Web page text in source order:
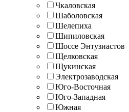
Чкаловская
Шаболовская
Шелепиха
Шипиловская
Шоссе Энтузиастов
Щелковская
Щукинская
Электрозаводская
Юго-Восточная
Юго-Западная
Южная